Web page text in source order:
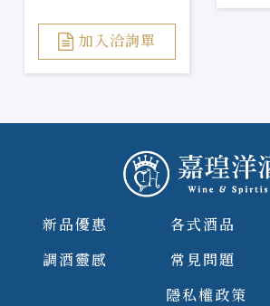
加入洽詢單
新品優惠 各式酒品
調酒靈感
常見問題
隱私權政策